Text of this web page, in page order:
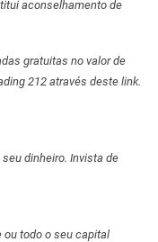
aconselhamento de
gratuitas no valor de
212 através deste link.
dinheiro. Invista de
ou todo o seu capital